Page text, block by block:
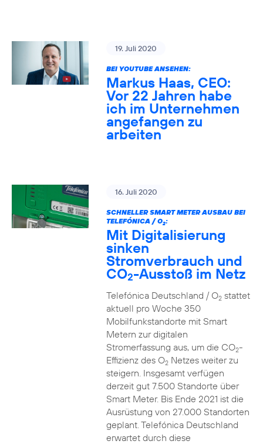
19. Juli 2020
BEI YOUTUBE ANSEHEN:
Markus Haas, CEO:
Vor 22 Jahren habe
ich im Unternehmen
angefangen zu
arbeiten
16. Juli 2020
SCHNELLER SMART METER AUSBAU BEI
TELEFÓNICA / O2:
Mit Digitalisierung
sinken
Stromverbrauch und
CO2-Ausstoß im Netz
Telefónica Deutschland / O2stattet
aktuell pro Woche 350
Mobilfunkstandorte mit Smart
Metern zur digitalen
Stromerfassung aus, um die CO2-
Effizienz des O2Netzes weiter zu
steigern. Insgesamt verfügen
derzeit gut 7.500 Standorte über
Smart Meter. Bis Ende 2021 ist die
Ausrüstung von 27.000 Standorten
geplant. Telefónica Deutschland
erwartet durch diese